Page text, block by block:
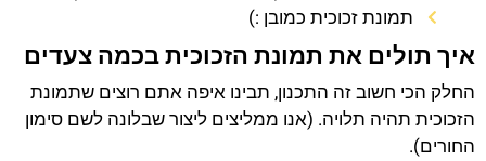
תמונת זכוכית כמובן :)
איך תולים את תמונת הזכוכית בכמה צעדים
החלק הכי חשוב זה התכנון, תבינו איפה אתם רוצים שתמונת
הזכוכית תהיה תלויה. (אנו ממליצים ליצור שבלונה לשם סימון
החורים).